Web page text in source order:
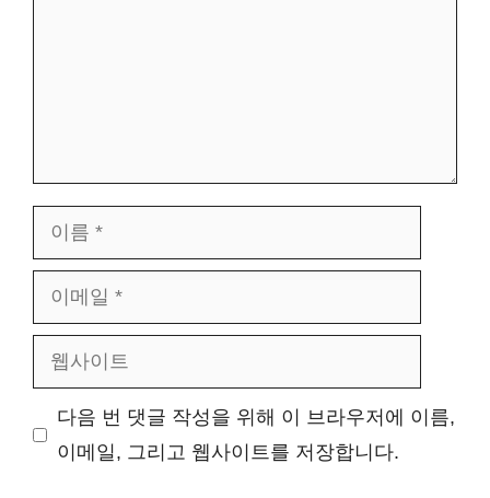
름
메
사
다음 번 댓글 작성을 위해 이 브라우저에 이름,
이메일, 그리고 웹사이트를 저장합니다.